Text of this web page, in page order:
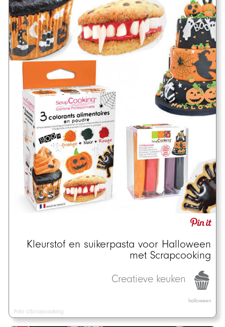
Kleurstof en suikerpasta voor Halloween
met Scrapcooking
Creatieve keuken
halloween
Foto ©Scrapcooking